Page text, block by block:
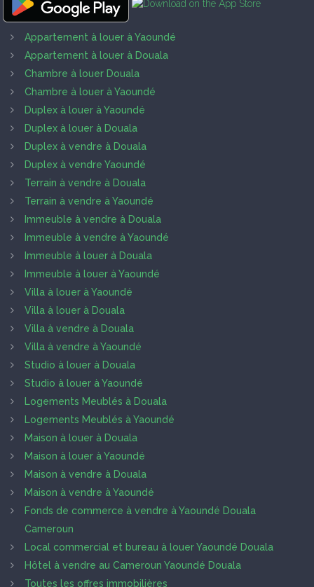
Appartement à louer à Yaoundé
Appartement à louer à Douala
Chambre à louer Douala
Chambre à louer à Yaoundé
Duplex à louer à Yaoundé
Duplex à louer à Douala
Duplex à vendre à Douala
Duplex à vendre Yaoundé
Terrain à vendre à Douala
Terrain à vendre à Yaoundé
Immeuble à vendre à Douala
Immeuble à vendre à Yaoundé
Immeuble à louer à Douala
Immeuble à louer à Yaoundé
Villa à louer à Yaoundé
Villa à louer à Douala
Villa à vendre à Douala
Villa à vendre à Yaoundé
Studio à louer à Douala
Studio à louer à Yaoundé
Logements Meublés à Douala
Logements Meublés à Yaoundé
Maison à louer à Douala
Maison à louer à Yaoundé
Maison à vendre à Douala
Maison à vendre à Yaoundé
Fonds de commerce à vendre à Yaoundé Douala
Cameroun
Local commercial et bureau à louer Yaoundé Douala
Hôtel à vendre au Cameroun Yaoundé Douala
Toutes les offres immobilières